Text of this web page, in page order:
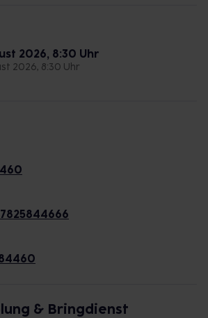
2026, 8:30 Uhr
2026, 8:30 Uhr
& Bringdienst